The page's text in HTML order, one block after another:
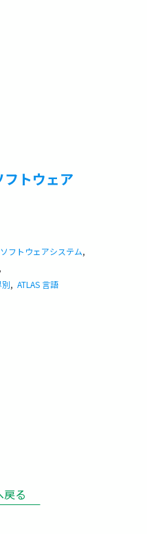
トウェア
フトウェアシステム,
,
, ATLAS 言語
戻る